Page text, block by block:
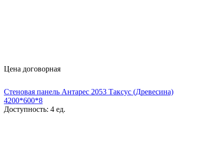
Цена договорная
Стеновая панель Антарес 2053 Таксус (Древесина)
4200*600*8
Доступность: 4 ед.